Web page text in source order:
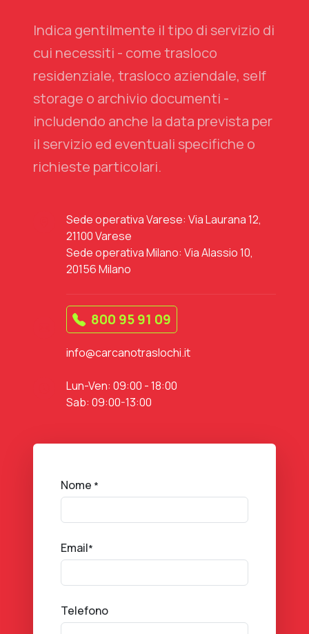
Indica gentilmente il tipo di servizio di
cui necessiti - come trasloco
residenziale, trasloco aziendale, self
storage o archivio documenti -
includendo anche la data prevista per
il servizio ed eventuali specifiche o
richieste particolari.
Sede operativa Varese: Via Laurana 12,
21100 Varese
Sede operativa Milano: Via Alassio 10,
20156 Milano
800 95 91 09
info@carcanotraslochi.it
Lun-Ven: 09:00 - 18:00
Sab: 09:00-13:00
Nome *
Email*
Telefono